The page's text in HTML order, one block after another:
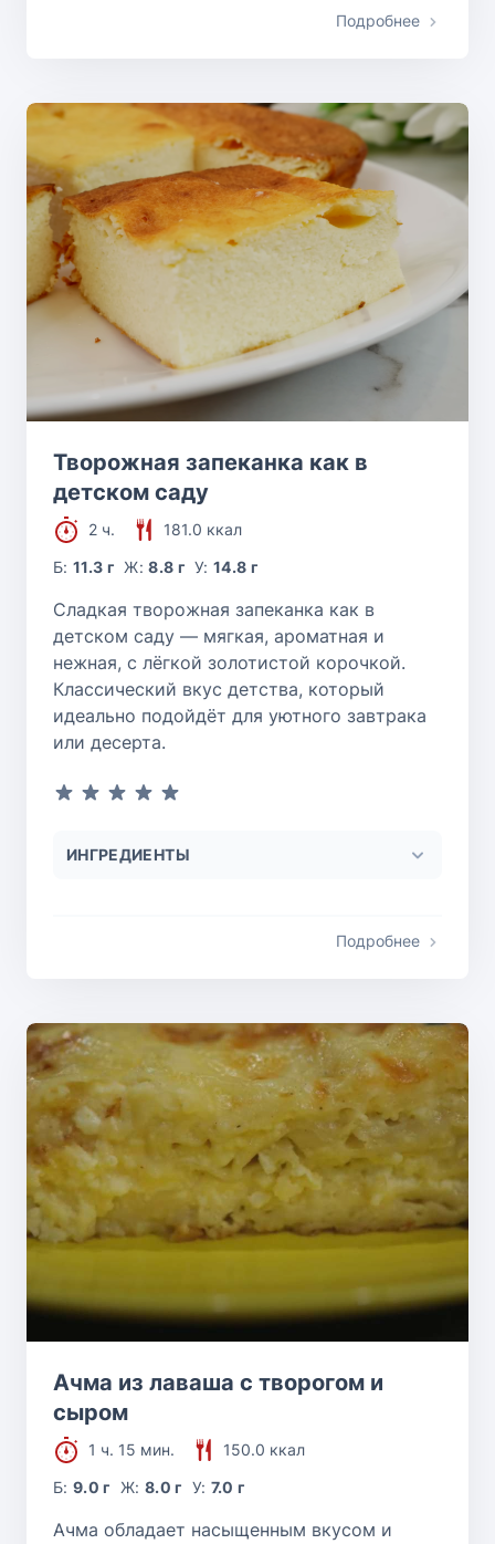
Подробнее
Творожная запеканка как в
детском саду
2 ч.
181.0 ккал
Б:11.3 г Ж:8.8 г У:14.8 г
Сладкая творожная запеканка как в
детском саду — мягкая, ароматная и
нежная, с лёгкой золотистой корочкой.
Классический вкус детства, который
идеально подойдёт для уютного завтрака
или десерта.
ИНГРЕДИЕНТЫ
Подробнее
Ачма из лаваша с творогом и
сыром
1 ч. 15 мин.
150.0 ккал
Б:9.0 г Ж: 8.0 г У: 7.0 г
Ачма обладает насыщенным вкусом и